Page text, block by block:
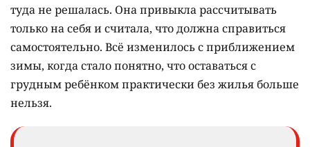
туда не решалась. Она привыкла рассчитывать
только на себя и считала, что должна справиться
самостоятельно. Всё изменилось с приближением
зимы, когда стало понятно, что оставаться с
грудным ребёнком практически без жилья больше
нельзя.